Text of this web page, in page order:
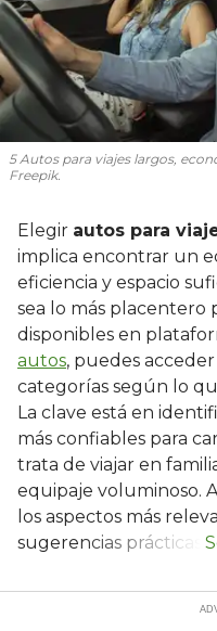
5 Autos para viajes largos,
Freepik.
Elegir autos para
implica encontrar un
eficiencia y espacio
sea lo más placentero
disponibles en
autos, puedes
categorías según lo
La clave está en
más confiables para
trata de viajar en
equipaje voluminoso.
los aspectos más
sugerencias prácticas.